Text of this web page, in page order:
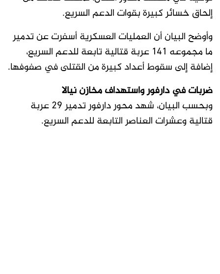
إلحاق خسائر كبيرة بقوات الدعم السريع.
وأوضح البيان أن العمليات العسكرية أسفرت عن تدمير
ما مجموعه 141 عربة قتالية تابعة للدعم السريع،
إضافة إلى سقوط أعداد كبيرة من القتلى في صفوفها.
ضربات في دارفور واستهداف مخازن نيالا
وبحسب البيان، شهد محور دارفور تدمير 29 عربة
قتالية وعشرات العناصر التابعة للدعم السريع.